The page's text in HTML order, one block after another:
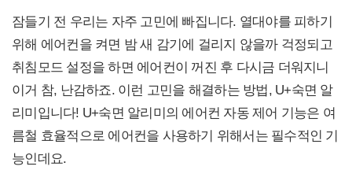
잠들기 전 우리는 자주 고민에 빠집니다. 열대야를 피하기
위해 에어컨을 켜면 밤 새 감기에 걸리지 않을까 걱정되고
취침모드 설정을 하면 에어컨이 꺼진 후 다시금 더워지니
이거 참, 난감하죠. 이런 고민을 해결하는 방법, U+숙면 알
리미입니다! U+숙면 알리미의 에어컨 자동 제어 기능은 여
름철 효율적으로 에어컨을 사용하기 위해서는 필수적인 기
능인데요.